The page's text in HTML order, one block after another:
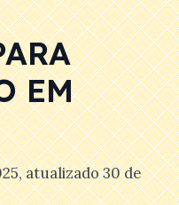
EM
, atualizado30 de